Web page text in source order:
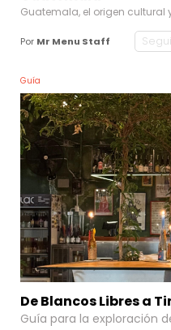
Guatemala, el origen
Por Mr Menu Staff
Guía
De Blancos Libres a
Guía para la exploración